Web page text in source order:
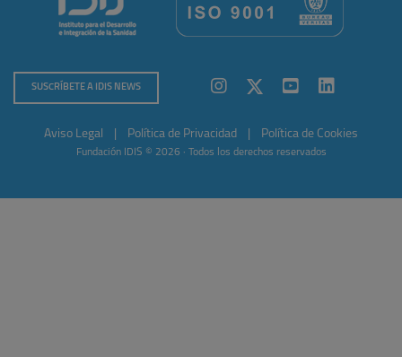
SUSCRÍBETE A IDIS NEWS
Aviso Legal Política de Privacidad Política de Cookies
Fundación IDIS © 2026 · Todos los derechos reservados